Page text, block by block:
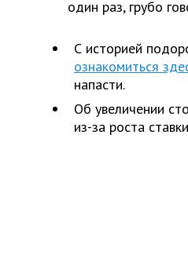
один раз, грубо
С историей
ознакомиться
напасти.
Об увеличении
из-за роста